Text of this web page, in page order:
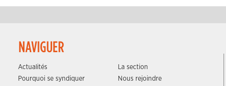
NAVIGUER
Actualités
La section
Pourquoi se syndiquer
Nous rejoindre